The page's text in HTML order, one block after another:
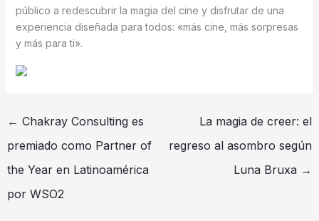
público a redescubrir la magia del cine y disfrutar de una
experiencia diseñada para todos: «más cine, más sorpresas
y más para ti».
← Chakray Consulting es
premiado como Partner of
the Year en Latinoamérica
por WSO2
La magia de creer: el
regreso al asombro según
Luna Bruxa →